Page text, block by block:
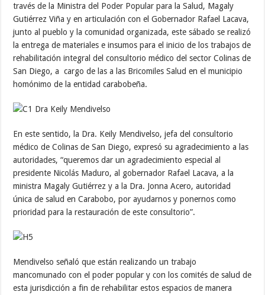
través de la Ministra del Poder Popular para la Salud, Magaly
Gutiérrez Viña y en articulación con el Gobernador Rafael Lacava,
junto al pueblo y la comunidad organizada, este sábado se realizó
la entrega de materiales e insumos para el inicio de los trabajos de
rehabilitación integral del consultorio médico del sector Colinas de
San Diego, a cargo de las a las Bricomiles Salud en el municipio
homónimo de la entidad carabobeña.
En este sentido, la Dra. Keily Mendivelso, jefa del consultorio
médico de Colinas de San Diego, expresó su agradecimiento a las
autoridades, “queremos dar un agradecimiento especial al
presidente Nicolás Maduro, al gobernador Rafael Lacava, a la
ministra Magaly Gutiérrez y a la Dra. Jonna Acero, autoridad
única de salud en Carabobo, por ayudarnos y ponernos como
prioridad para la restauración de este consultorio”.
Mendivelso señaló que están realizando un trabajo
mancomunado con el poder popular y con los comités de salud de
esta jurisdicción a fin de rehabilitar estos espacios de manera